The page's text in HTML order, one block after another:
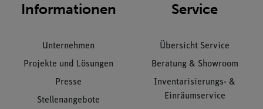
Informationen
Unternehmen
Projekte und Lösungen
Presse
Stellenangebote
Service
Übersicht Service
Beratung & Showroom
Inventarisierungs- &
Einräumservice